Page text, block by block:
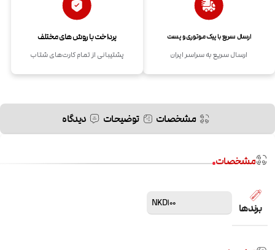
ارسال سریع با پیک موتوری و پست
ارسال سریع به سراسر ایران
پرداخت با روش های مختلف
پشتیبانی از تمام کارت‌های شتاب
مشخصات توضیحات دیدگاه
مشخصات
برندها NKD100